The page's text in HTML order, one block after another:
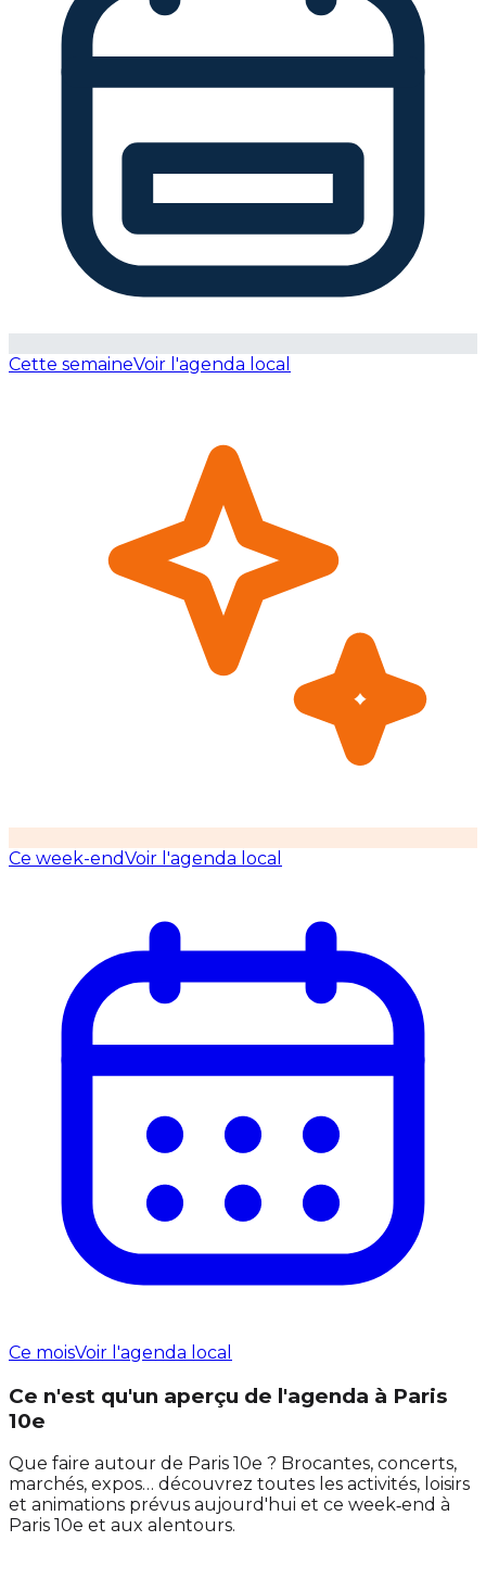
Cette semaineVoir l'agenda local
Ce week-endVoir l'agenda local
Ce moisVoir l'agenda local
Ce n'est qu'un aperçu de l'agenda à Paris
10e
Que faire autour de Paris 10e ? Brocantes, concerts,
marchés, expos… découvrez toutes les activités, loisirs
et animations prévus aujourd'hui et ce week‑end à
Paris 10e et aux alentours.